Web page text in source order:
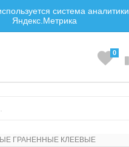
система аналитики
Яндекс.Метрика
0
ГРАНЕННЫЕ КЛЕЕВЫЕ